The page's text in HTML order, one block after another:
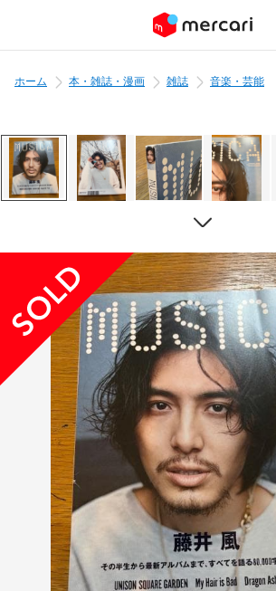
ホーム 本・雑誌・漫画 雑誌 音楽・芸能